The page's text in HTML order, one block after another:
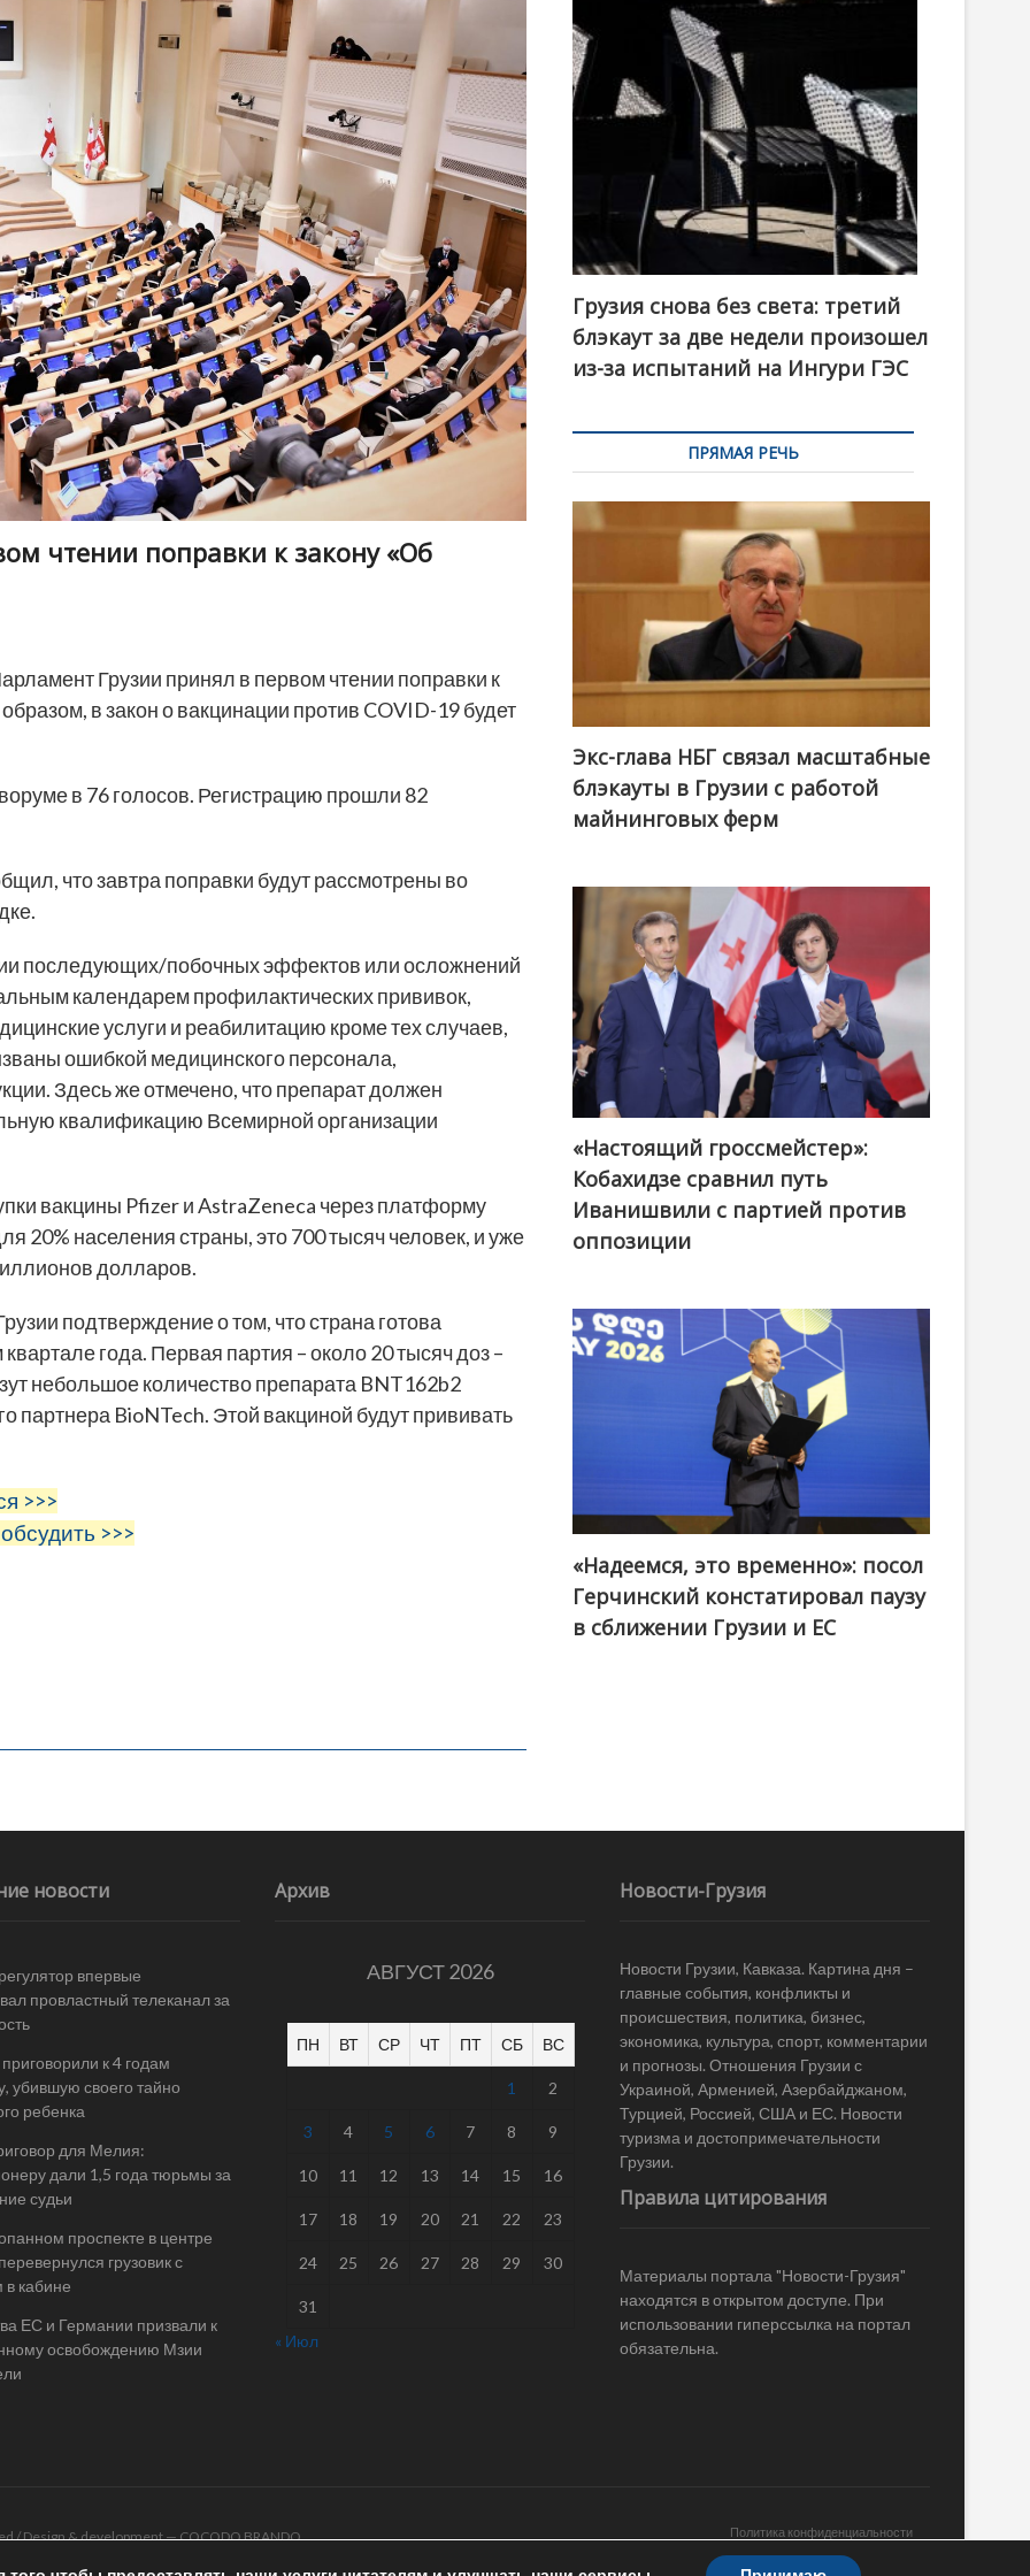
чтении поправки к закону «Об
Грузии принял в первом чтении поправки к
в закон о вакцинации против COVID-19 будет
в 76 голосов. Регистрацию прошли 82
что завтра поправки будут рассмотрены во
последующих/побочных эффектов или осложнений
календарем профилактических прививок,
услуги и реабилитацию кроме тех случаев,
ошибкой медицинского персонала,
Здесь же отмечено, что препарат должен
квалификацию Всемирной организации
вакцины Pfizer и AstraZeneca через платформу
20% населения страны, это 700 тысяч человек, и уже
долларов.
подтверждение о том, что страна готова
года. Первая партия – около 20 тысяч доз –
небольшое количество препарата BNT162b2
партнера BioNTech. Этой вакциной будут прививать
>>>
>>>
Грузия снова без света: третий
блэкаут за две недели произошел
из-за испытаний на Ингури ГЭС
ПРЯМАЯ РЕЧЬ
Экс-глава НБГ связал масштабные
блэкауты в Грузии с работой
майнинговых ферм
@ქართული ოცნება / Georgian Dream
«Настоящий гроссмейстер»:
Кобахидзе сравнил путь
Иванишвили с партией против
оппозиции
«Надеемся, это временно»: посол
Герчинский констатировал паузу
в сближении Грузии и ЕС
новости
впервые
провластный телеканал за
к 4 годам
убившую своего тайно
ребенка
для Мелия:
дали 1,5 года тюрьмы за
судьи
проспекте в центре
грузовик с
в кабине
ЕС и Германии призвали к
освобождению Мзии
Архив
АВГУСТ 2026
ПН ВТ СР ЧТ ПТ СБ ВС
1 2
3 4 5 6 7 8 9
10 11 12 13 14 15 16
17 18 19 20 21 22 23
24 25 26 27 28 29 30
31
« Июл
Новости-Грузия
Новости Грузии, Кавказа. Картина дня –
главные события, конфликты и
происшествия, политика, бизнес,
экономика, культура, спорт, комментарии
и прогнозы. Отношения Грузии с
Украиной, Арменией, Азербайджаном,
Турцией, Россией, США и ЕС. Новости
туризма и достопримечательности
Грузии.
Правила цитирования
Материалы портала "Новости-Грузия"
находятся в открытом доступе. При
использовании гиперссылка на портал
обязательна.
Политика конфиденциальности
/ Design & development —COCODO BRANDO